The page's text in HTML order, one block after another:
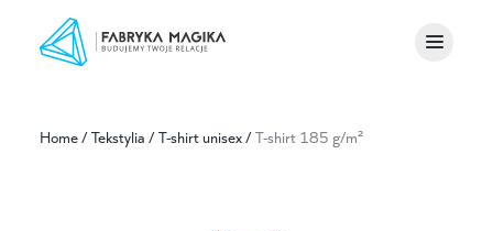
Home/Tekstylia /T-shirt unisex/T-shirt 185 g/m²